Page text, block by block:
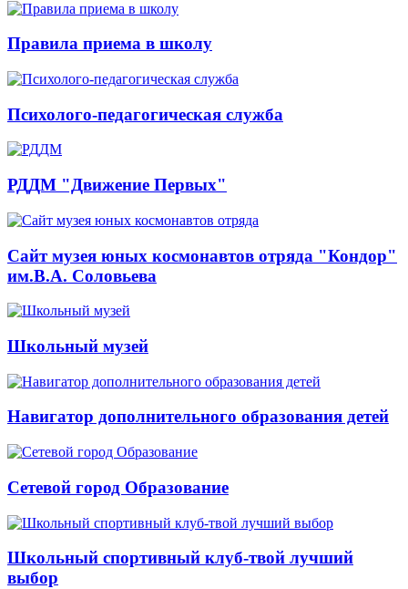
Правила приема в школу
Психолого-педагогическая служба
РДДМ "Движение Первых"
Сайт музея юных космонавтов отряда "Кондор"
им.В.А. Соловьева
Школьный музей
Навигатор дополнительного образования детей
Сетевой город Образование
Школьный спортивный клуб-твой лучший
выбор